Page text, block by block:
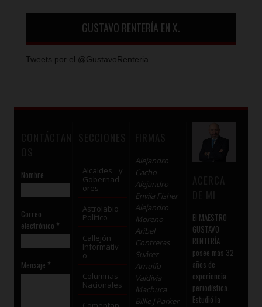
GUSTAVO RENTERÍA EN X.
Tweets por el @GustavoRenteria.
Nombre
Correo
electrónico *
Mensaje *
Alcaldes y
Gobernad
ores
Astrolabio
Político
Callejón
Informativ
o
Columnas
Nacionales
Alejandro
Cacho
Alejandro
Envila Fisher
Alejandro
Moreno
Aribel
Contreras
Suárez
Arnulfo
Valdivia
Machuca
Billie J Parker
El MAESTRO
GUSTAVO
RENTERÍA
posee más 32
años de
experiencia
periodística.
Estudió la